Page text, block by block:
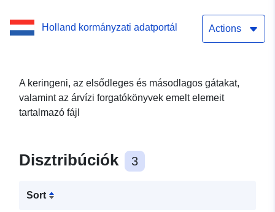
Holland kormányzati adatportál Actions
A keringeni, az elsődleges és másodlagos gátakat,
valamint az árvízi forgatókönyvek emelt elemeit
tartalmazó fájl
Disztribúciók 3
Sort